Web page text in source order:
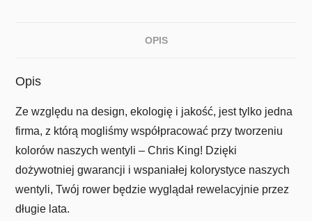
OPIS
Opis
Ze względu na design, ekologię i jakość, jest tylko jedna
firma, z którą mogliśmy współpracować przy tworzeniu
kolorów naszych wentyli – Chris King! Dzięki
dożywotniej gwarancji i wspaniałej kolorystyce naszych
wentyli, Twój rower będzie wyglądał rewelacyjnie przez
długie lata.